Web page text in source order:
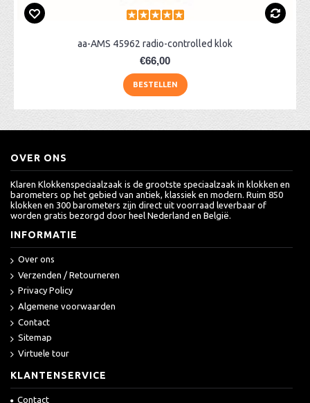
aa-AMS 45962 radio-controlled klok
€66,00
BESTELLEN
OVER ONS
Klaren Klokkenspeciaalzaak is de grootste speciaalzaak in klokken en
barometers op het gebied van antiek, klassiek en modern. Ruim 850
klokken en 300 barometers zijn direct uit voorraad leverbaar of
worden gratis bezorgd door heel Nederland en België.
INFORMATIE
Over ons
Verzenden / Retourneren
Privacy Policy
Algemene voorwaarden
Contact
Sitemap
Virtuele tour
KLANTENSERVICE
Contact